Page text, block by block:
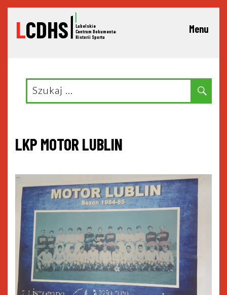
LCDHS Lubelskie
Centrum Dokumentacji
Historii Sportu
Menu
Search
for:
LKP MOTOR LUBLIN